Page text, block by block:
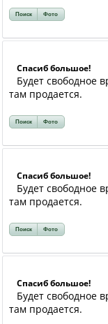
Поиск Фото
Спасиб большое!
Будет свободное
там продается.
Поиск Фото
Спасиб большое!
Будет свободное
там продается.
Поиск Фото
Спасиб большое!
Будет свободное
там продается.